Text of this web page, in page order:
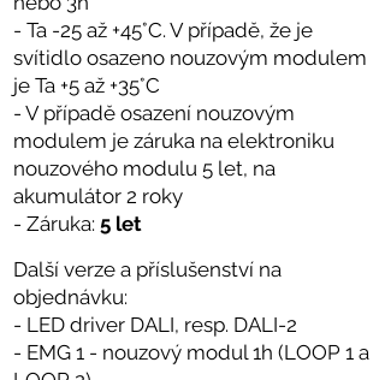
- Ta -25 až +45°C. V případě, že je
svítidlo osazeno nouzovým modulem
je Ta +5 až +35°C
- V případě osazení nouzovým
modulem je záruka na elektroniku
nouzového modulu 5 let, na
akumulátor 2 roky
- Záruka: 5 let
Další verze a příslušenství na
objednávku:
- LED driver DALI, resp. DALI-2
- EMG 1 - nouzový modul 1h (LOOP 1 a